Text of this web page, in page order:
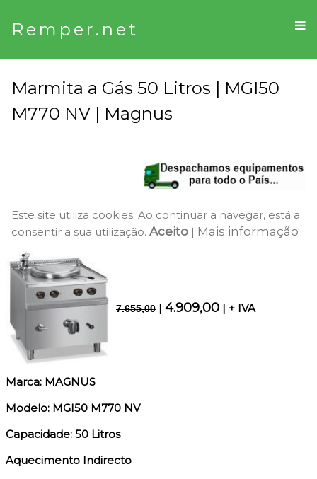
Remper.net
Marmita a Gás 50 Litros | MGI50
M770 NV | Magnus
Este site utiliza cookies. Ao continuar a navegar, está a
consentir a sua utilização. Aceito | Mais informação
7.655,00 | 4.909,00 | + IVA
Marca: MAGNUS
Modelo: MGI50 M770 NV
Capacidade: 50 Litros
Aquecimento Indirecto